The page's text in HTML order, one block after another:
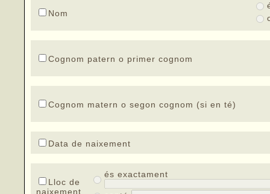
Nom
Cognom patern o primer cognom
Cognom matern o segon cognom (si en té)
Data de naixement
Lloc de
naixement
és exactament